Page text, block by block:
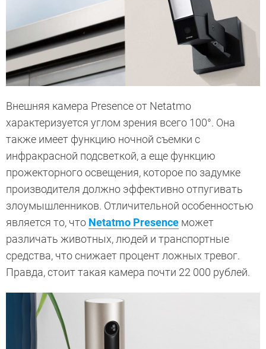
Внешняя камера Presence от Netatmo
характеризуется углом зрения всего 100°. Она
также имеет функцию ночной съемки с
инфракрасной подсветкой, а еще функцию
прожекторного освещения, которое по задумке
производителя должно эффективно отпугивать
злоумышленников. Отличительной особенностью
является то, что Netatmo Presence может
различать животных, людей и транспортные
средства, что снижает процент ложных тревог.
Правда, стоит такая камера почти 22 000 рублей.